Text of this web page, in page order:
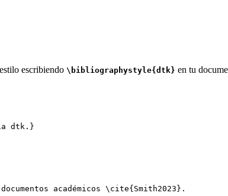
escribiendo \bibliographystyle{dtk} en tu
dtk.}
académicos \cite{ Smith2023 }.